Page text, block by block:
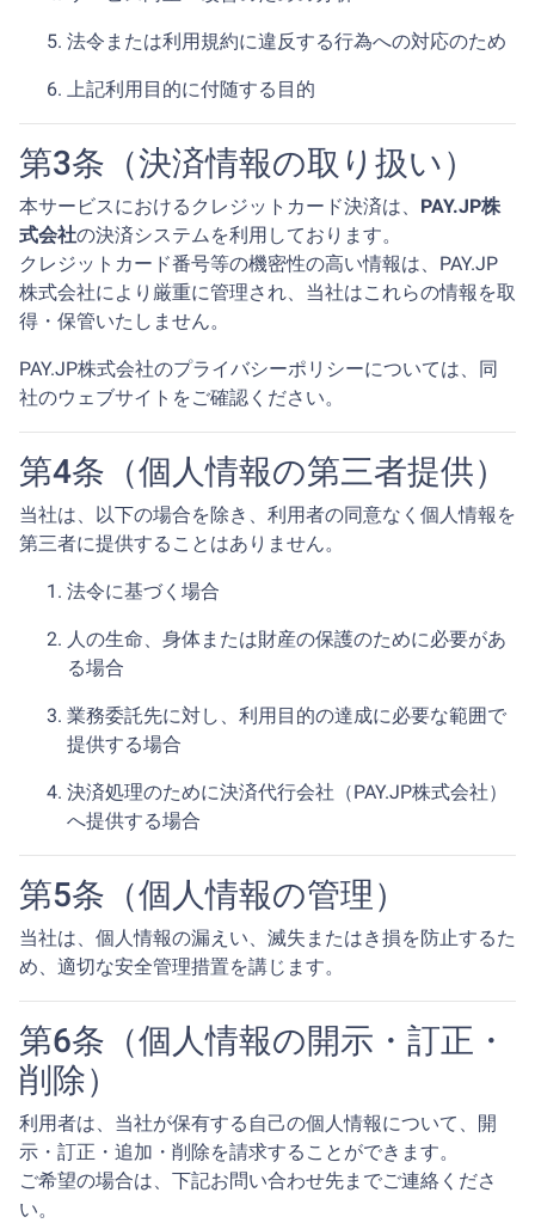
法令または利用規約に違反する行為への対応のため
上記利用目的に付随する目的
第3条（決済情報の取り扱い）
本サービスにおけるクレジットカード決済は、 PAY.JP株
式会社の決済システムを利用しております。
クレジットカード番号等の機密性の高い情報は、PAY.JP
株式会社により厳重に管理され、当社はこれらの情報を取
得・保管いたしません。
PAY.JP株式会社のプライバシーポリシーについては、同
社のウェブサイトをご確認ください。
第4条（個人情報の第三者提供）
当社は、以下の場合を除き、利用者の同意なく個人情報を
第三者に提供することはありません。
法令に基づく場合
人の生命、身体または財産の保護のために必要があ
る場合
業務委託先に対し、利用目的の達成に必要な範囲で
提供する場合
決済処理のために決済代行会社（PAY.JP株式会社）
へ提供する場合
第5条（個人情報の管理）
当社は、個人情報の漏えい、滅失またはき損を防止するた
め、適切な安全管理措置を講じます。
第6条（個人情報の開示・訂正・
削除）
利用者は、当社が保有する自己の個人情報について、開
示・訂正・追加・削除を請求することができます。
ご希望の場合は、下記お問い合わせ先までご連絡くださ
い。